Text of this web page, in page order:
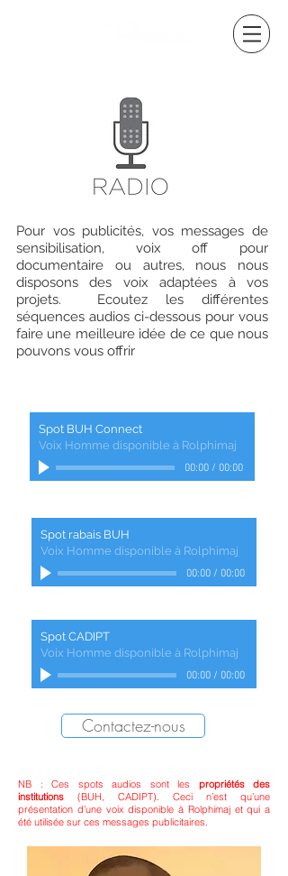
Pour vos publicités, vos messages de
sensibilisation, voix off pour
documentaire ou autres, nous nous
disposons des voix adaptées à vos
projets. Ecoutez les différentes
séquences audios ci-dessous pour vous
faire une meilleure idée de ce que nous
pouvons vous offrir
Spot BUH Connect
Voix Homme disponible à Rolphimaj
00:00/ 00:00
Spot rabais BUH
Voix Homme disponible à Rolphimaj
00:00/ 00:00
Spot CADIPT
Voix Homme disponible à Rolphimaj
00:00/ 00:00
Contactez-nous
NB : Ces spots audios sont les propriétés des
institutions (BUH, CADIPT). Ceci n’est qu’une
présentation d’une voix disponible à Rolphimaj et qui a
été utilisée sur ces messages publicitaires.